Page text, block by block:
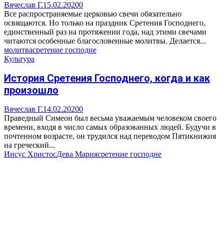
Вячеслав Г.15.02.20200
Все распространяемые церковью свечи обязательно
освящаются. Но только на праздник Сретения Господнего,
единственный раз на протяжении года, над этими свечами
читаются особенные благословенные молитвы. Делается...
молитвасретение господне
Культура
История Сретения Господнего, когда и как
произошло
Вячеслав Г.14.02.20200
Праведный Симеон был весьма уважаемым человеком своего
времени, входя в число самых образованных людей. Будучи в
почтенном возрасте, он трудился над переводом Пятикнижия
на греческий...
Иисус ХристосДева Мариясретение господне